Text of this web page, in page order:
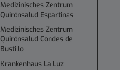
Medizinisches Zentrum
Quirónsalud Espartinas
Medizinisches Zentrum
Quirónsalud Condes de
Bustillo
Krankenhaus La Luz